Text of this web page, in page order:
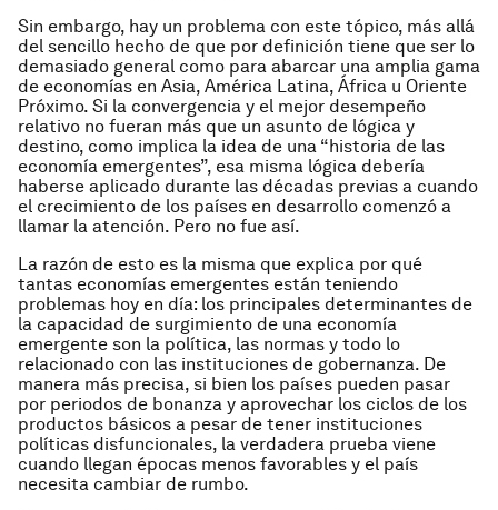
Sin embargo, hay un problema con este tópico, más allá
del sencillo hecho de que por definición tiene que ser lo
demasiado general como para abarcar una amplia gama
de economías en Asia, América Latina, África u Oriente
Próximo. Si la convergencia y el mejor desempeño
relativo no fueran más que un asunto de lógica y
destino, como implica la idea de una “historia de las
economía emergentes”, esa misma lógica debería
haberse aplicado durante las décadas previas a cuando
el crecimiento de los países en desarrollo comenzó a
llamar la atención. Pero no fue así.
La razón de esto es la misma que explica por qué
tantas economías emergentes están teniendo
problemas hoy en día: los principales determinantes de
la capacidad de surgimiento de una economía
emergente son la política, las normas y todo lo
relacionado con las instituciones de gobernanza. De
manera más precisa, si bien los países pueden pasar
por periodos de bonanza y aprovechar los ciclos de los
productos básicos a pesar de tener instituciones
políticas disfuncionales, la verdadera prueba viene
cuando llegan épocas menos favorables y el país
necesita cambiar de rumbo.